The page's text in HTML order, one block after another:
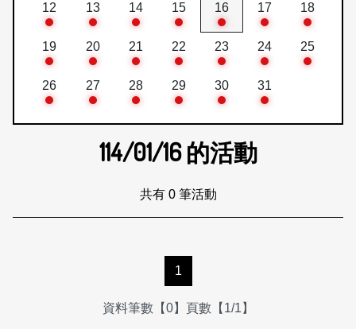
12 13 14 15 16 17 18
19 20 21 22 23 24 25
26 27 28 29 30 31
114/01/16的活動
共有 0 筆活動
1
資料筆數【0】頁數【1/1】